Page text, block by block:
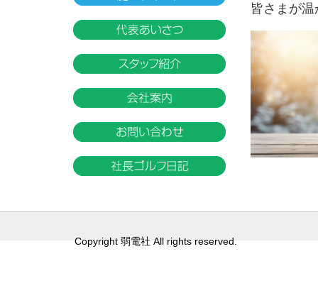
皆さまが
Copyright 弱電社 All rights reserved.